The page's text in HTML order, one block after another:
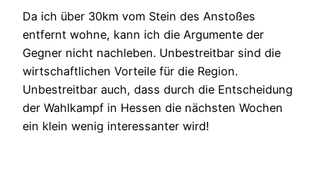
Da ich über 30km vom Stein des Anstoßes
entfernt wohne, kann ich die Argumente der
Gegner nicht nachleben. Unbestreitbar sind die
wirtschaftlichen Vorteile für die Region.
Unbestreitbar auch, dass durch die Entscheidung
der Wahlkampf in Hessen die nächsten Wochen
ein klein wenig interessanter wird!